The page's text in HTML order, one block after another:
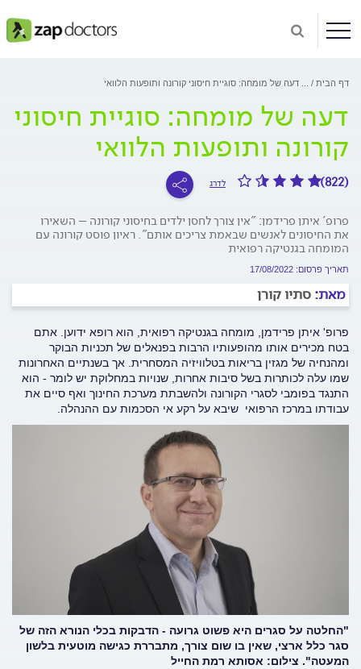
דף הבית דעה של מומחה: סוגיית חיסוני קורונה ותופעות הלוואי
דעה של מומחה: סוגיית חיסוני
קורונה ותופעות הלוואי
(822) לדרג
פרופ' איתן פרידמן: "אין צורך לחסן ילדים בחיסוני קורונה – השאירו
את החיסונים לאנשים שבאמת צריכים אותם". ראיון פוסט קורונה עם
המומחה בגנטיקה רפואית
תאריך פרסום: 17/08/2022
מאת: סתיו קורן
פרופ' איתן פרידמן, מומחה בגנטיקה רפואית, הוא רופא ידוען. אתם
בטח מכירים אותו מהופעותיו הרבות בפנאלים של תכניות הבוקר
ומהנחיה של מגזין בריאות בטלוויזיה המסחרית. אך בשנתיים האחרונות
שמו עלה לכותרות בשל סיבות אחרות, שנויות במחלוקת יש לומר - הוא
התנגד בפומבי לסגרי הקורונה ולהשבתת מערכת החינוך ואף סיים את
עבודתו במרכז הרפואי שיבא על רקע אי הסכמות עם ההנהלה.
"החלטה על סגרים היא פשוט גרועה - הדבקות בכלי הנורא הזה של
סגר כלל ארצי, שאין בו שום צורך, מתבררת כגישה מוטעית בלשון
המעטה". צילום: אסותא רמת החייל